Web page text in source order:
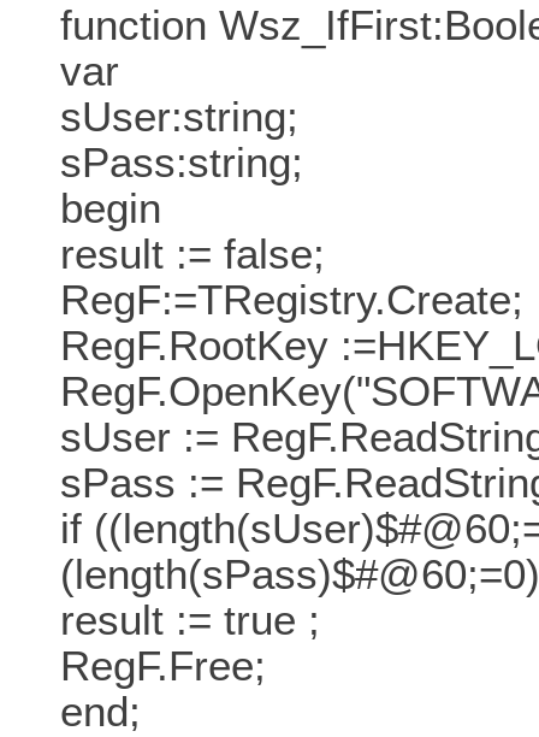
function
var
sUser:string;
sPass:string;
begin
result := false;
RegF:=TRegistry.Create;
RegF.RootKey
sUser :=
sPass :=
if
result := true ;
RegF.Free;
end;